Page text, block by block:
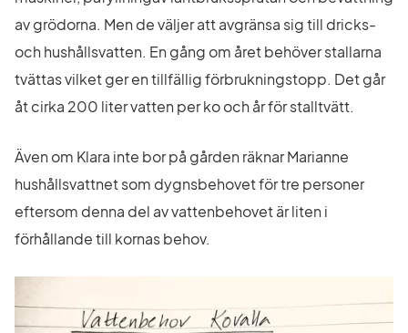
av grödorna. Men de väljer att avgränsa sig till dricks-
och hushållsvatten. En gång om året behöver stallarna
tvättas vilket ger en tillfällig förbrukningstopp. Det går
åt cirka 200 liter vatten per ko och år för stalltvätt.
Även om Klara inte bor på gården räknar Marianne
hushållsvattnet som dygnsbehovet för tre personer
eftersom denna del av vattenbehovet är liten i
förhållande till kornas behov.